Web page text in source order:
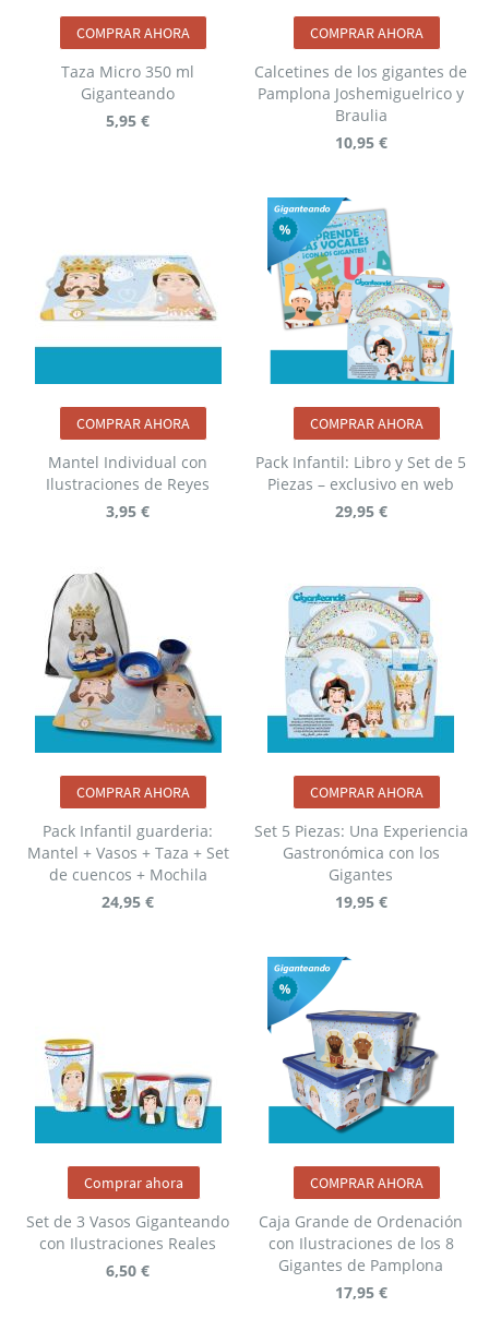
Taza Micro 350 ml
Giganteando
COMPRAR AHORA
5,95 €
Calcetines de los gigantes de
Pamplona Joshemiguelrico y
Braulia
COMPRAR AHORA
10,95 €
Mantel Individual con
Ilustraciones de Reyes
COMPRAR AHORA
3,95 €
Pack Infantil: Libro y Set de 5
Piezas – exclusivo en web
COMPRAR AHORA
29,95 €
Pack Infantil guarderia:
Mantel + Vasos + Taza + Set
de cuencos + Mochila
COMPRAR AHORA
24,95 €
Set 5 Piezas: Una Experiencia
Gastronómica con los
Gigantes
COMPRAR AHORA
19,95 €
Set de 3 Vasos Giganteando
con Ilustraciones Reales
Comprar ahora
6,50 €
Caja Grande de Ordenación
con Ilustraciones de los 8
Gigantes de Pamplona
COMPRAR AHORA
17,95 €